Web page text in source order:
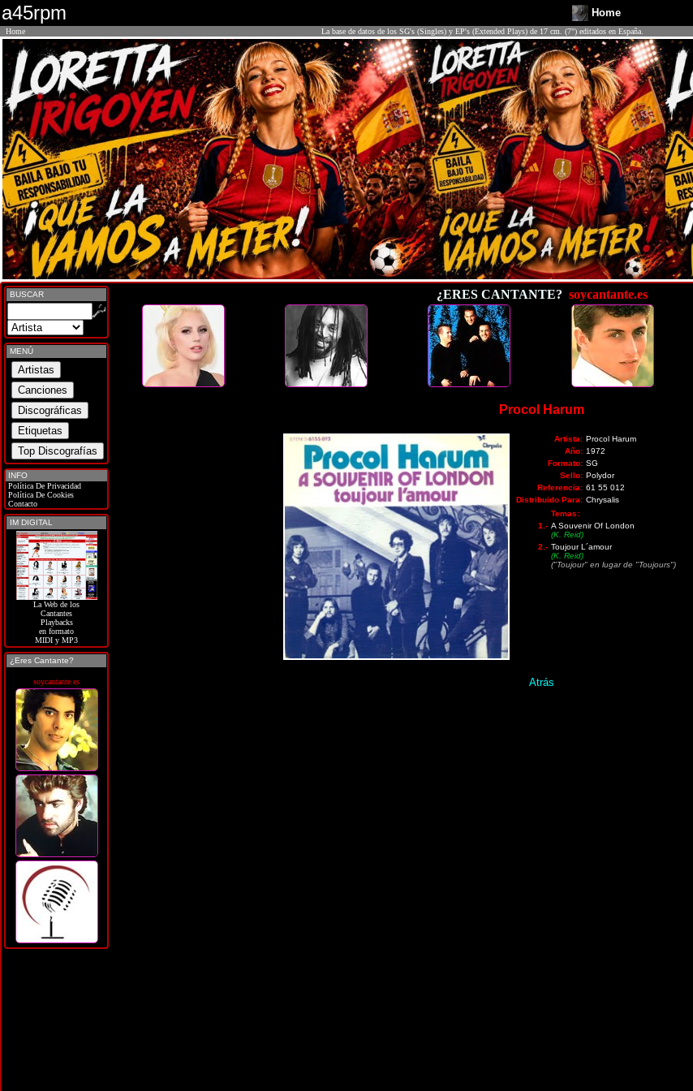
a45rpm Home
Home La base de datos de los SG's (Singles) y EP's (Extended Plays) de 17 cm. (7") editados en España.
BUSCAR
MENÚ
INFO
Política De Privacidad
Política De Cookies
Contacto
IM DIGITAL
La Web de los
Cantantes
Playbacks
en formato
MIDI y MP3
¿Eres Cantante?
soycantante.es
¿ERES CANTANTE? soycantante.es
Procol Harum
Artista: Procol Harum
Año: 1972
Formato: SG
Sello: Polydor
Referencia: 61 55 012
Distribuido Para: Chrysalis
Temas:
1.- A Souvenir Of London
(K. Reid)
2.- Toujour L´amour
(K. Reid)
("Toujour" en lugar de "Toujours")
Atrás